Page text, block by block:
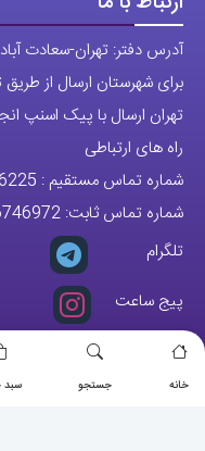
خانه جستجو سبد
آدرس دفتر: تهران-سعادت آباد-
برای شهرستان ارسال از
تهران ارسال با پیک اسنپ
راه های ارتباطی
شماره تماس مستقیم :
شماره تماس ثابت:
تلگرام
مجوزها